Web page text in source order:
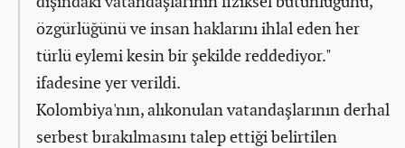
özgürlüğünü ve insan haklarını ihlal eden her
türlü eylemi kesin bir şekilde reddediyor."
ifadesine yer verildi.
Kolombiya'nın, alıkonulan vatandaşlarının derhal
serbest bırakılmasını talep ettiği belirtilen